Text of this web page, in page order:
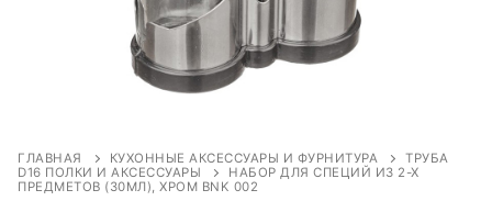
ГЛАВНАЯ КУХОННЫЕ АКСЕССУАРЫ И ФУРНИТУРА
ТРУБА
D16 ПОЛКИ И АКСЕССУАРЫ
НАБОР ДЛЯ СПЕЦИЙ ИЗ 2-Х
ПРЕДМЕТОВ (30МЛ), ХРОМ BNK 002